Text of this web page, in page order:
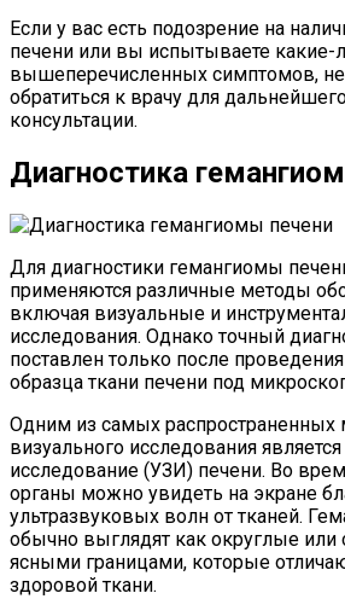
Если у вас есть подозрение на
печени или вы испытываете какие-
вышеперечисленных симптомов,
обратиться к врачу для
консультации.
Диагностика
Для диагностики гемангиомы
применяются различные методы
включая визуальные и
исследования. Однако точный
поставлен только после
образца ткани печени под
Одним из самых распространенных
визуального исследования
исследование (УЗИ) печени. Во
органы можно увидеть на экране
ультразвуковых волн от тканей.
обычно выглядят как округлые или
ясными границами, которые
здоровой ткани.